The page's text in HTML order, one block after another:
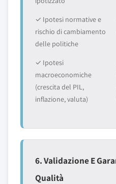
✓ Ipotesi normative e
rischio di cambiamento
delle politiche
✓ Ipotesi
macroeconomiche
(crescita del PIL,
inflazione, valuta)
6. Validazione E
Qualità